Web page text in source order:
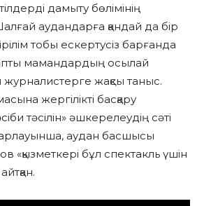
дамыту бөлімінің
аудандарға қандай да бір
тобы ескертусіз барғанда
мамандардың осылай
журналистерге жақсы таныс.
жергілікті басқару
тәсілін» әшкерелеудің сәті
аудан басшысы
«қызметкері бұл спектакль үшін